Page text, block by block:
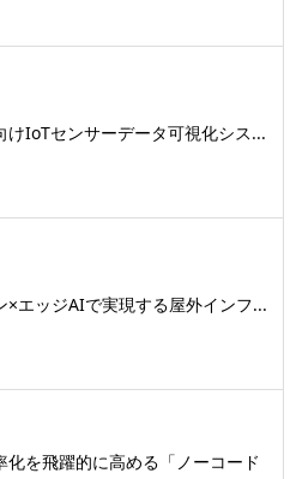
けIoTセンサーデータ可視化シス...
×エッジAIで実現する屋外インフ...
化を飛躍的に高める「ノーコード